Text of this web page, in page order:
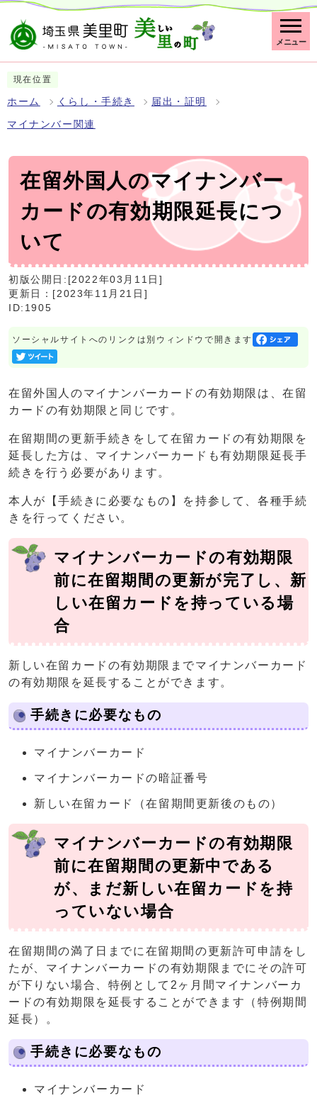
メニュー
現在位置
ホーム くらし・手続き 届出・証明
マイナンバー関連
在留外国人のマイナンバー
カードの有効期限延長につ
いて
初版公開日:[2022年03月11日]
更新日：[2023年11月21日]
ID:1905
ソーシャルサイトへのリンクは別ウィンドウで開きます
在留外国人のマイナンバーカードの有効期限は、在留
カードの有効期限と同じです。
在留期間の更新手続きをして在留カードの有効期限を
延長した方は、マイナンバーカードも有効期限延長手
続きを行う必要があります。
本人が【手続きに必要なもの】を持参して、各種手続
きを行ってください。
マイナンバーカードの有効期限
前に在留期間の更新が完了し、新
しい在留カードを持っている場
合
新しい在留カードの有効期限までマイナンバーカード
の有効期限を延長することができます。
手続きに必要なもの
マイナンバーカード
マイナンバーカードの暗証番号
新しい在留カード（在留期間更新後のもの）
マイナンバーカードの有効期限
前に在留期間の更新中である
が、まだ新しい在留カードを持
っていない場合
在留期間の満了日までに在留期間の更新許可申請をし
たが、マイナンバーカードの有効期限までにその許可
が下りない場合、特例として2ヶ月間マイナンバーカ
ードの有効期限を延長することができます（特例期間
延長）。
手続きに必要なもの
マイナンバーカード